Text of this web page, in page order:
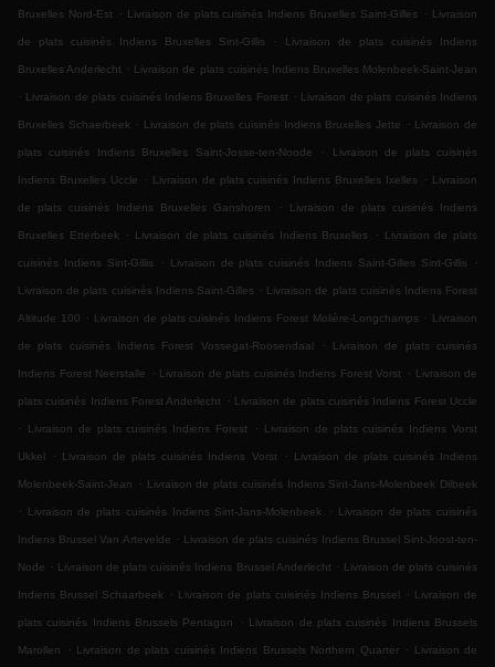
Bruxelles Nord-Est . Livraison de plats cuisinés Indiens Bruxelles Saint-Gilles . Livraison
de plats cuisinés Indiens Bruxelles Sint-Gillis . Livraison de plats cuisinés Indiens
Bruxelles Anderlecht . Livraison de plats cuisinés Indiens Bruxelles Molenbeek-Saint-Jean
. Livraison de plats cuisinés Indiens Bruxelles Forest . Livraison de plats cuisinés Indiens
Bruxelles Schaerbeek . Livraison de plats cuisinés Indiens Bruxelles Jette . Livraison de
plats cuisinés Indiens Bruxelles Saint-Josse-ten-Noode . Livraison de plats cuisinés
Indiens Bruxelles Uccle . Livraison de plats cuisinés Indiens Bruxelles Ixelles . Livraison
de plats cuisinés Indiens Bruxelles Ganshoren . Livraison de plats cuisinés Indiens
Bruxelles Etterbeek . Livraison de plats cuisinés Indiens Bruxelles . Livraison de plats
cuisinés Indiens Sint-Gillis . Livraison de plats cuisinés Indiens Saint-Gilles Sint-Gillis .
Livraison de plats cuisinés Indiens Saint-Gilles . Livraison de plats cuisinés Indiens Forest
Altitude 100 . Livraison de plats cuisinés Indiens Forest Molière-Longchamps . Livraison
de plats cuisinés Indiens Forest Vossegat-Roosendaal . Livraison de plats cuisinés
Indiens Forest Neerstalle . Livraison de plats cuisinés Indiens Forest Vorst . Livraison de
plats cuisinés Indiens Forest Anderlecht . Livraison de plats cuisinés Indiens Forest Uccle
.
Livraison de plats cuisinés Indiens Forest . Livraison de plats cuisinés Indiens Vorst
Ukkel . Livraison de plats cuisinés Indiens Vorst . Livraison de plats cuisinés Indiens
Molenbeek-Saint-Jean . Livraison de plats cuisinés Indiens Sint-Jans-Molenbeek Dilbeek
.
Livraison de plats cuisinés Indiens Sint-Jans-Molenbeek . Livraison de plats cuisinés
Indiens Brussel Van Artevelde . Livraison de plats cuisinés Indiens Brussel Sint-Joost-ten-
Node . Livraison de plats cuisinés Indiens Brussel Anderlecht . Livraison de plats cuisinés
Indiens Brussel Schaarbeek . Livraison de plats cuisinés Indiens Brussel . Livraison de
plats cuisinés Indiens Brussels Pentagon . Livraison de plats cuisinés Indiens Brussels
Marollen . Livraison de plats cuisinés Indiens Brussels Northern Quarter . Livraison de